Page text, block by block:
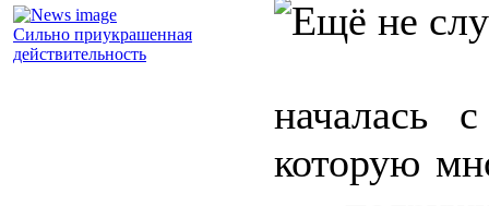
Сильно приукрашенная
действительность
началась
которую